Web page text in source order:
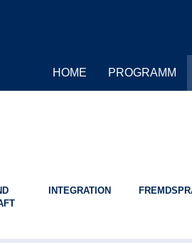
HOME PROGRAMM
INTEGRATION